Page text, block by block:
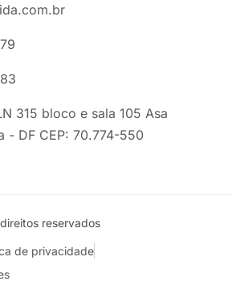
315 bloco e sala 105 Asa
- DF CEP: 70.774-550
reservados
de privacidade